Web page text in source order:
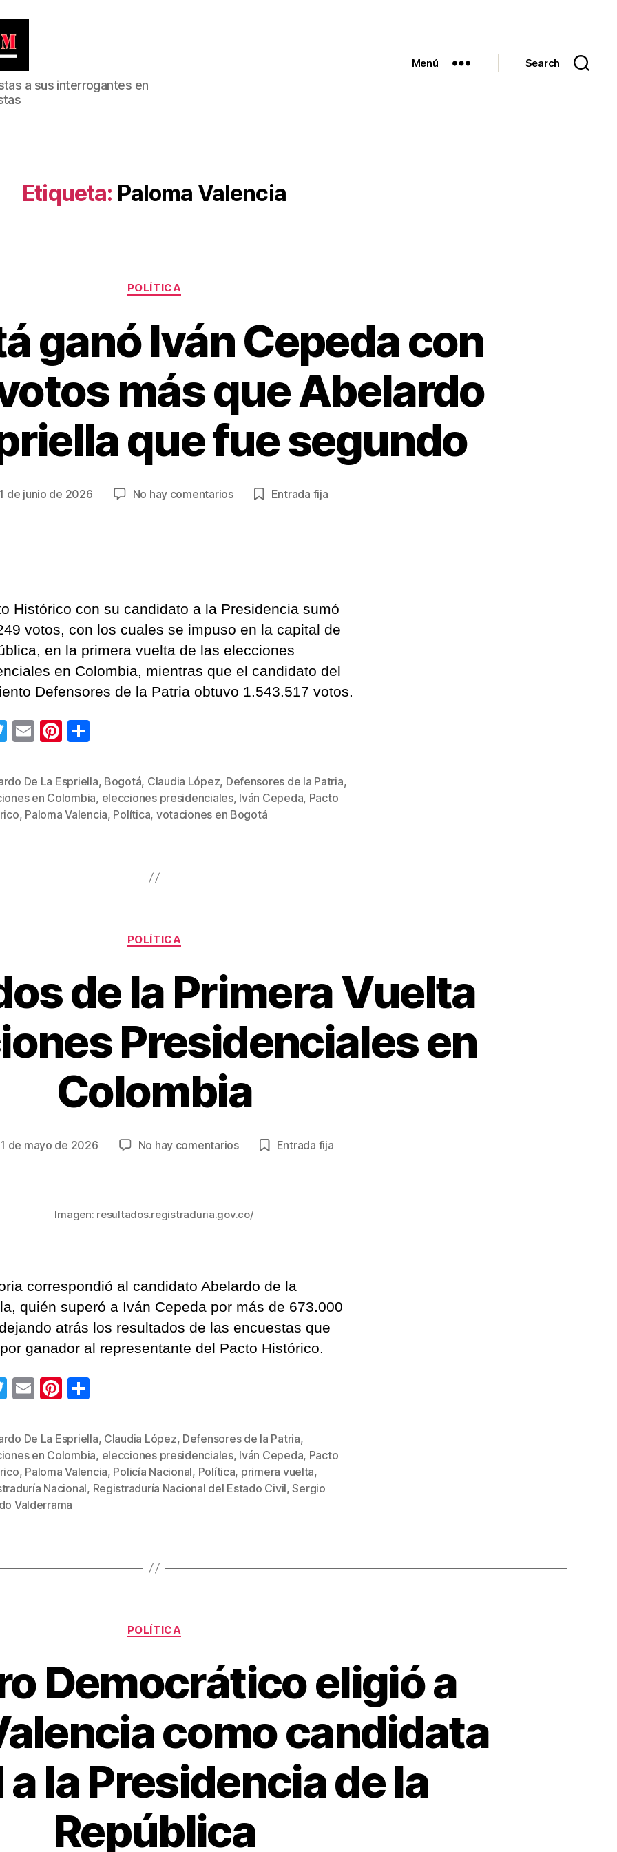
a sus interrogantes en
Menú Search
Etiqueta: Paloma Valencia
Categorías
POLÍTICA
ganó Iván Cepeda con
más que Abelardo
que fue segundo
1 de junio de 2026 No hay comentariosen
162.732
votos
más
que
Abelardo
de
segundo
Entrada fija
Histórico con su candidato a la Presidencia sumó
votos, con los cuales se impuso en la capital de
en la primera vuelta de las elecciones
en Colombia, mientras que el candidato del
Defensores de la Patria obtuvo 1.543.517 votos.
T
tt
er
E
ail
Pi
er
e
st
m
p
ar
De La Espriella, Bogotá, Claudia López, Defensores de la Patria,
en Colombia, elecciones presidenciales, Iván Cepeda, Pacto
, Paloma Valencia, Política, votaciones en Bogotá
Categorías
POLÍTICA
de la Primera Vuelta
Presidenciales en
Colombia
de mayo de 2026 No hay comentariosen
Primera
en
Colombia
Entrada fija
Imagen: resultados.registraduria.gov.co/
correspondió al candidato Abelardo de la
quién superó a Iván Cepeda por más de 673.000
atrás los resultados de las encuestas que
ganador al representante del Pacto Histórico.
T
tt
er
E
ail
Pi
er
e
st
m
p
ar
tir
De La Espriella, Claudia López, Defensores de la Patria,
en Colombia, elecciones presidenciales, Iván Cepeda, Pacto
, Paloma Valencia, Policía Nacional, Política, primera vuelta,
Nacional, Registraduría Nacional del Estado Civil,Sergio
Valderrama
Categorías
POLÍTICA
Democrático eligió a
como candidata
la Presidencia de la
República